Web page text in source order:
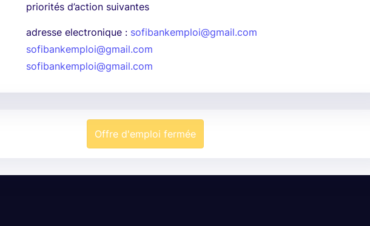
priorités d’action suivantes
adresse electronique : sofibankemploi@gmail.com
sofibankemploi@gmail.com
sofibankemploi@gmail.com
Offre d'emploi fermée